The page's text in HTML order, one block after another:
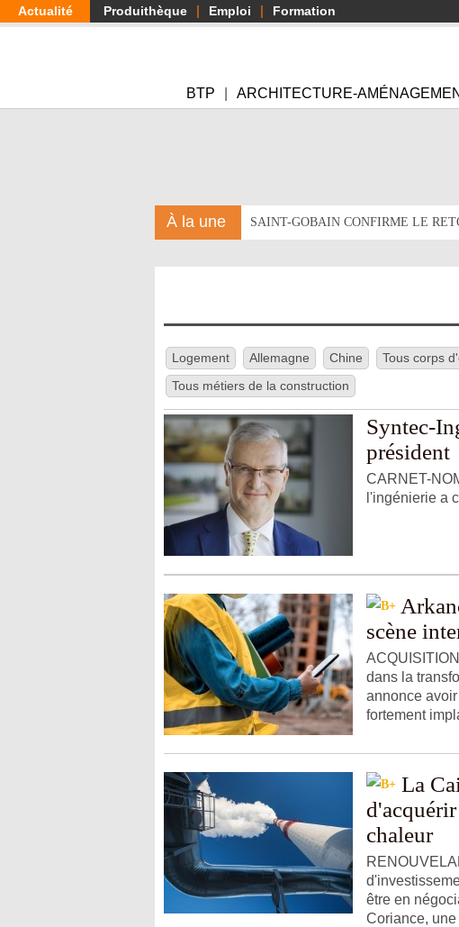
Aller
au
Actualité Produithèque Emploi Formation
BTP ARCHITECTURE-
À la une SAINT-GOBAIN CONFIRME LE
Logement Allemagne Chine Tous corps
Tous métiers de la construction
Syntec-
président
CARNET-
l'ingénierie a
scène
dans la
annonce
fortement
La
chaleur
être en
Coriance, une